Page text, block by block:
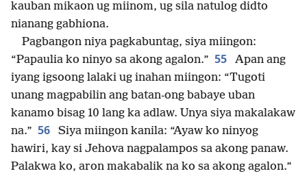
kauban mikaon ug miinom, ug sila natulog didto
nianang gabhiona.
Pagbangon niya pagkabuntag, siya miingon:
“Papaulia ko ninyo sa akong agalon.” 55
Apan ang
iyang igsoong lalaki ug inahan miingon: “Tugoti
unang magpabilin ang batan-ong babaye uban
kanamo bisag 10 lang ka adlaw. Unya siya makalakaw
na.” 56
Siya miingon kanila: “Ayaw ko ninyog
hawiri, kay si Jehova nagpalampos sa akong panaw.
Palakwa ko, aron makabalik na ko sa akong agalon.”